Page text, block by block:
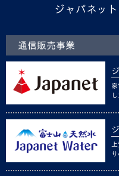
ジャパネッ
通信販売事業